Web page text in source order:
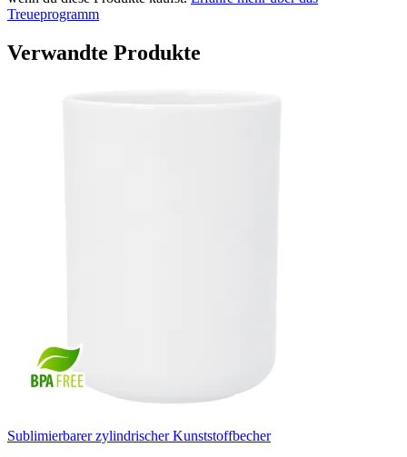
Treueprogramm
Verwandte Produkte
Sublimierbarer zylindrischer Kunststoffbecher